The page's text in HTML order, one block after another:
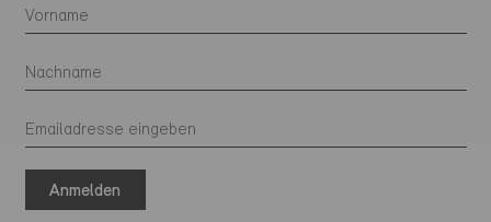
Anmelden